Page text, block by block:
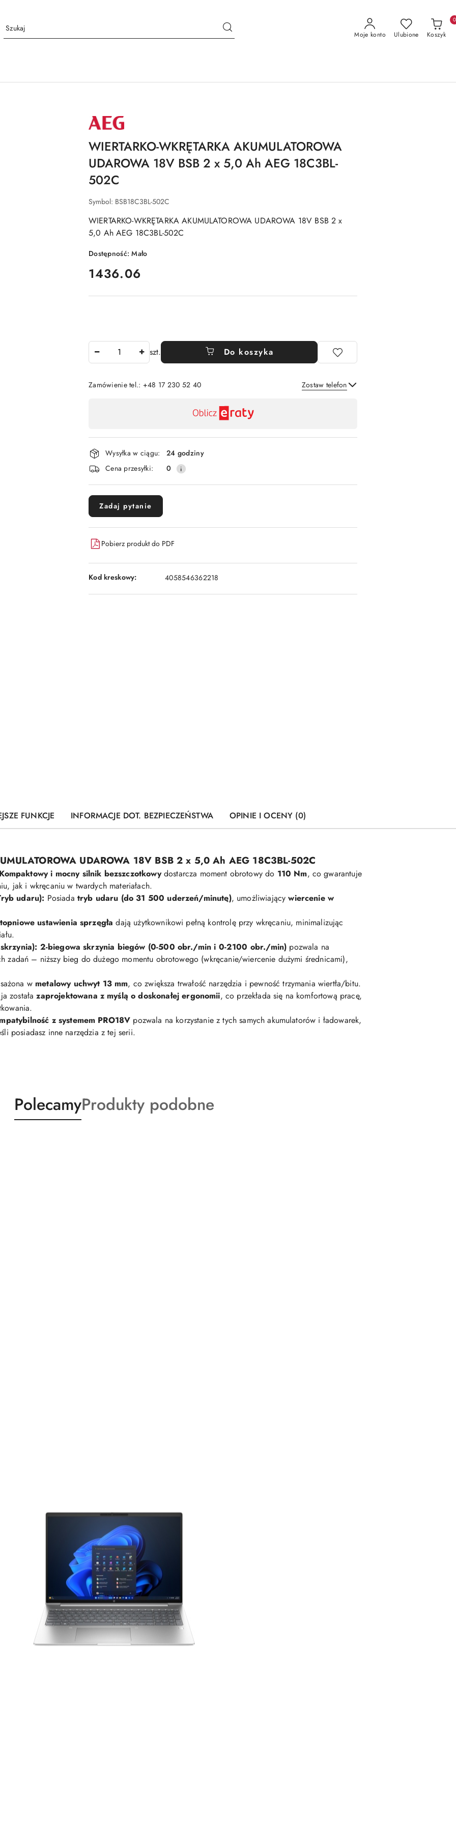
Moje konto Ulubione Koszyk
0
NAZWA
PRODUCENTA:
WIERTARKO-WKRĘTARKA AKUMULATOROWA
UDAROWA 18V BSB 2 x 5,0 Ah AEG 18C3BL-
502C
Symbol: BSB18C3BL-502C
WIERTARKO-WKRĘTARKA AKUMULATOROWA UDAROWA 18V BSB 2 x
5,0 Ah AEG 18C3BL-502C
Dostępność:Mało
cena:
1436.06
szt. Do koszyka
Zamówienie tel.: +48 17 230 52 40 Zostaw telefon
płatność
i
dostawa
Wysyłka w ciągu:
24 godziny
Cena przesyłki:
0
Zadaj pytanie
Pobierz produkt do PDF
Kod kreskowy: 4058546362218
FUNKCJE INFORMACJE DOT. BEZPIECZEŃSTWA OPINIE I OCENY (0)
UDAROWA 18V BSB 2 x 5,0 Ah AEG 18C3BL-502C
i mocny silnik bezszczotkowydostarcza moment obrotowy do 110 Nm, co gwarantuje
jak i wkręcaniu w twardych materiałach.
udaru): Posiada tryb udaru (do 31 500 uderzeń/minutę), umożliwiającywiercenie w
ustawienia sprzęgła dają użytkownikowi pełną kontrolę przy wkręcaniu, minimalizując
2-biegowa skrzynia biegów (0-500 obr./min i 0-2100 obr./min) pozwala na
zadań – niższy bieg do dużego momentu obrotowego (wkręcanie/wiercenie dużymi średnicami),
w metalowy uchwyt 13 mm, co zwiększa trwałość narzędzia i pewność trzymania wiertła/bitu.
zostałazaprojektowana z myślą o doskonałej ergonomii, co przekłada się na komfortową pracę,
z systemem PRO18V pozwala na korzystanie z tych samych akumulatorów i ładowarek,
posiadasz inne narzędzia z tej serii.
Produkty
o
PolecamyProdukty
o
Produkty podobne